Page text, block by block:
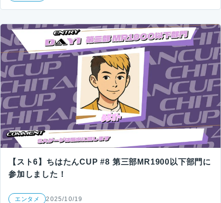
【スト6】ちはたんCUP #8 第三部MR1900以下部門に
参加しました！
エンタメ 2025/10/19